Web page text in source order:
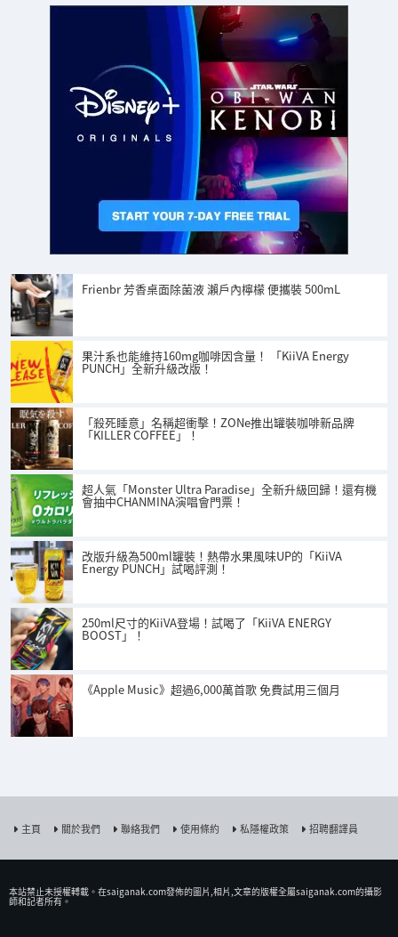
Frienbr 芳香桌面除菌液 瀨戶內檸檬 便攜裝 500mL
果汁系也能維持160mg咖啡因含量！ 「KiiVA Energy
PUNCH」全新升級改版！
「殺死睡意」名稱超衝擊！ZONe推出罐裝咖啡新品牌
「KILLER COFFEE」！
超人氣「Monster Ultra Paradise」全新升級回歸！還有機
會抽中CHANMINA演唱會門票！
改版升級為500ml罐裝！熱帶水果風味UP的「KiiVA
Energy PUNCH」試喝評測！
250ml尺寸的KiiVA登場！試喝了「KiiVA ENERGY
BOOST」！
《Apple Music》超過6,000萬首歌 免費試用三個月
主頁 關於我們 聯絡我們 使用條約 私隱權政策 招聘翻譯員
本站禁止未授權𨍭載。在saiganak.com發佈的圖片,相片,文章的版權全屬saiganak.com的攝影
師和記者所有。